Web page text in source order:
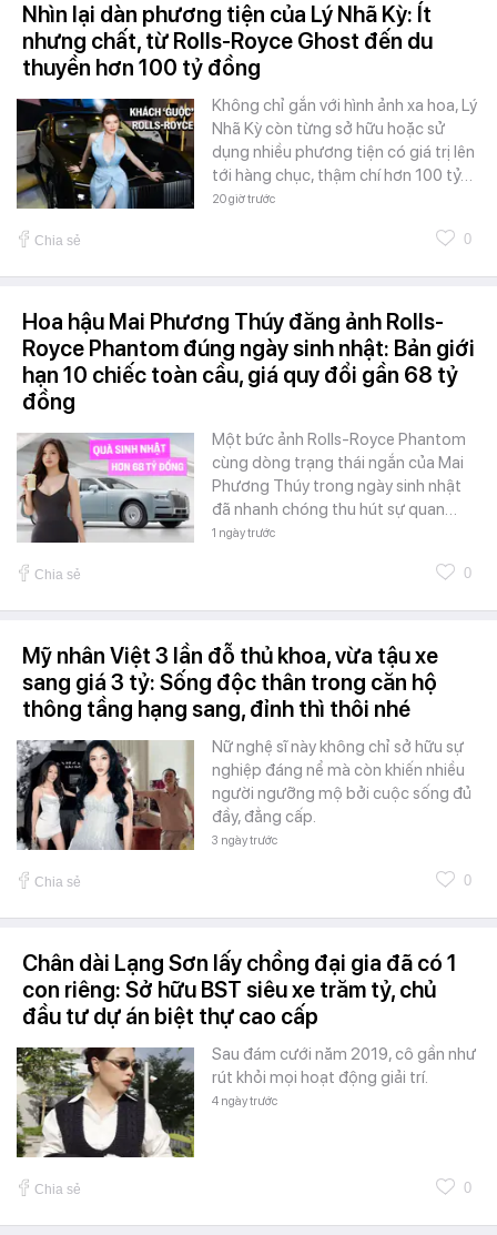
Nhìn lại dàn phương tiện của Lý Nhã Kỳ: Ít
nhưng chất, từ Rolls-Royce Ghost đến du
thuyền hơn 100 tỷ đồng
Không chỉ gắn với hình ảnh xa hoa, Lý
Nhã Kỳ còn từng sở hữu hoặc sử
dụng nhiều phương tiện có giá trị lên
tới hàng chục, thậm chí hơn 100 tỷ…
20 giờ trước
Chia sẻ 0
Hoa hậu Mai Phương Thúy đăng ảnh Rolls-
Royce Phantom đúng ngày sinh nhật: Bản giới
hạn 10 chiếc toàn cầu, giá quy đổi gần 68 tỷ
đồng
Một bức ảnh Rolls-Royce Phantom
cùng dòng trạng thái ngắn của Mai
Phương Thúy trong ngày sinh nhật
đã nhanh chóng thu hút sự quan…
1 ngày trước
Chia sẻ 0
Mỹ nhân Việt 3 lần đỗ thủ khoa, vừa tậu xe
sang giá 3 tỷ: Sống độc thân trong căn hộ
thông tầng hạng sang, đỉnh thì thôi nhé
Nữ nghệ sĩ này không chỉ sở hữu sự
nghiệp đáng nể mà còn khiến nhiều
người ngưỡng mộ bởi cuộc sống đủ
đầy, đẳng cấp.
3 ngày trước
Chia sẻ 0
Chân dài Lạng Sơn lấy chồng đại gia đã có 1
con riêng: Sở hữu BST siêu xe trăm tỷ, chủ
đầu tư dự án biệt thự cao cấp
Sau đám cưới năm 2019, cô gần như
rút khỏi mọi hoạt động giải trí.
4 ngày trước
Chia sẻ 0